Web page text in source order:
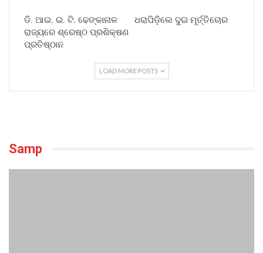
ଡି. ଆଇ. ଇ. ଟି. ଢେଙ୍କାନାଳ
ରାଜ୍ୟରେ ଶ୍ରେଷ୍ଠ ପ୍ରଶିକ୍ଷଣ
ପ୍ରତିଷ୍ଠାନ
ଧରାପିଡ଼ିଲେ ଦୁଇ ମୂର୍ତ୍ତିଚୋର
LOAD MORE POSTS
Samp